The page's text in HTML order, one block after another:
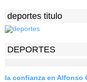
deportes titulo
DEPORTES
la confianza en Alfonso